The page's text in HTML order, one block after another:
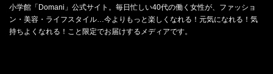
小学館「Domani」公式サイト。毎日忙しい40代の働く女性が、ファッショ
ン・美容・ライフスタイル…今よりもっと楽しくなれる！元気になれる！気
持ちよくなれる！こと限定でお届けするメディアです。